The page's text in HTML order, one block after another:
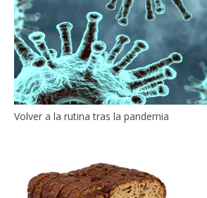
Volver a la rutina tras la pandemia